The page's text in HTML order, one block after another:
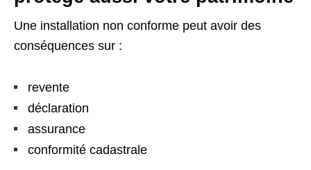
Une installation non conforme peut avoir des
conséquences sur :
revente
déclaration
assurance
conformité cadastrale